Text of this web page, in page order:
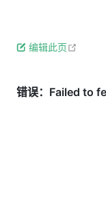
编辑此页